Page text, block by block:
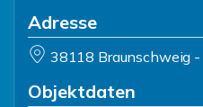
Adresse
38118 Braunschweig
Objektdaten